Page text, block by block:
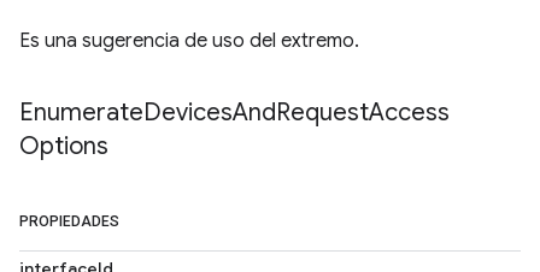
Es una sugerencia de uso del extremo.
EnumerateDevicesAndRequestAccess
Options
PROPIEDADES